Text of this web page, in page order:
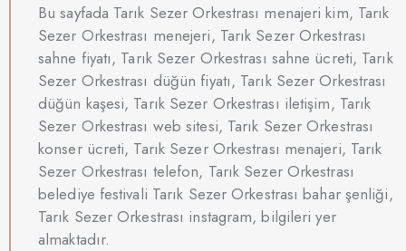
Bu sayfada Tarık Sezer Orkestrası menajeri kim, Tarık
Sezer Orkestrası menejeri, Tarık Sezer Orkestrası
sahne fiyatı, Tarık Sezer Orkestrası sahne ücreti, Tarık
Sezer Orkestrası düğün fiyatı, Tarık Sezer Orkestrası
düğün kaşesi, Tarık Sezer Orkestrası iletişim, Tarık
Sezer Orkestrası web sitesi, Tarık Sezer Orkestrası
konser ücreti, Tarık Sezer Orkestrası menajeri, Tarık
Sezer Orkestrası telefon, Tarık Sezer Orkestrası
belediye festivali Tarık Sezer Orkestrası bahar şenliği,
Tarık Sezer Orkestrası instagram, bilgileri yer
almaktadır.